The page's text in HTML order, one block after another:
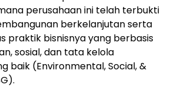
perusahaan ini telah terbukti
berkelanjutan serta
praktik bisnisnya yang berbasis
sosial, dan tata kelola
baik (Environmental, Social, &